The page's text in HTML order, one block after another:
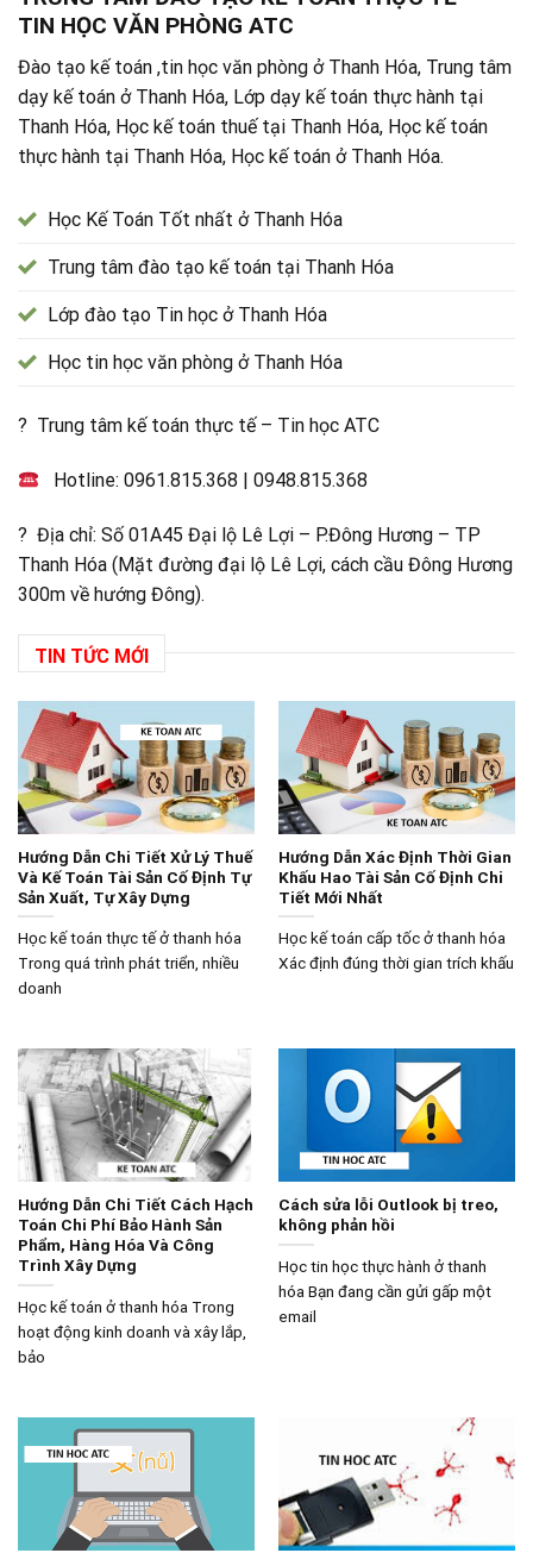
TIN HỌC VĂN PHÒNG ATC
Đào tạo kế toán ,tin học văn phòng ở Thanh Hóa, Trung tâm
dạy kế toán ở Thanh Hóa, Lớp dạy kế toán thực hành tại
Thanh Hóa, Học kế toán thuế tại Thanh Hóa, Học kế toán
thực hành tại Thanh Hóa, Học kế toán ở Thanh Hóa.
Học Kế Toán Tốt nhất ở Thanh Hóa
Trung tâm đào tạo kế toán tại Thanh Hóa
Lớp đào tạo Tin học ở Thanh Hóa
Học tin học văn phòng ở Thanh Hóa
? Trung tâm kế toán thực tế – Tin học ATC
Hotline:0961.815.368 |0948.815.368
? Địa chỉ: Số 01A45 Đại lộ Lê Lợi – P.Đông Hương – TP
Thanh Hóa (Mặt đường đại lộ Lê Lợi, cách cầu Đông Hương
300m về hướng Đông).
TIN TỨC MỚI
Hướng Dẫn Chi Tiết Xử Lý Thuế
Và Kế Toán Tài Sản Cố Định Tự
Sản Xuất, Tự Xây Dựng
Học kế toán thực tế ở thanh hóa
Trong quá trình phát triển, nhiều
doanh
Hướng Dẫn Xác Định Thời Gian
Khấu Hao Tài Sản Cố Định Chi
Tiết Mới Nhất
Học kế toán cấp tốc ở thanh hóa
Xác định đúng thời gian trích khấu
Hướng Dẫn Chi Tiết Cách Hạch
Toán Chi Phí Bảo Hành Sản
Phẩm, Hàng Hóa Và Công
Trình Xây Dựng
Học kế toán ở thanh hóa Trong
hoạt động kinh doanh và xây lắp,
bảo
Cách sửa lỗi Outlook bị treo,
không phản hồi
Học tin học thực hành ở thanh
hóa Bạn đang cần gửi gấp một
email